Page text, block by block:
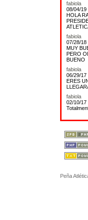
fabiola
08/04/19
HOLA
fabiola
07/28/18
MUY
PERO
BUENO
fabiola
06/29/17
ERES
fabiola
02/10/17
Peña